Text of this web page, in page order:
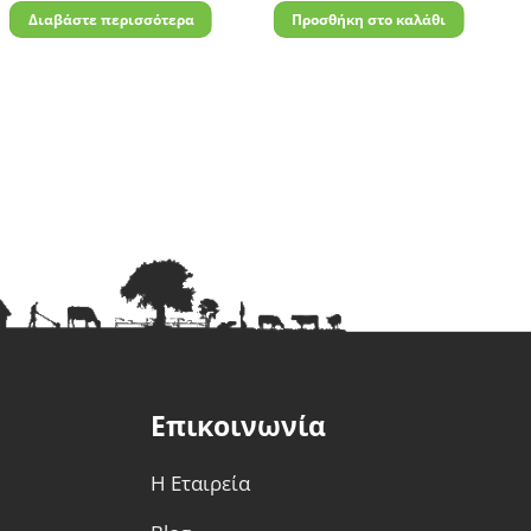
Διαβάστε περισσότερα Προσθήκη στο καλάθι
Επικοινωνία
Η Εταιρεία